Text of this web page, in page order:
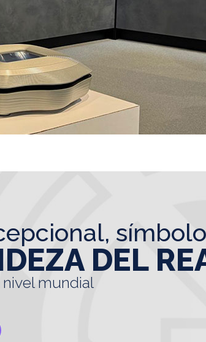
DEL
nivel mundial